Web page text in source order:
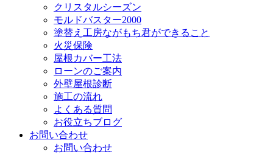
クリスタルシーズン
モルドバスター2000
塗替え工房ながもち君ができること
火災保険
屋根カバー工法
ローンのご案内
外壁屋根診断
施工の流れ
よくある質問
お役立ちブログ
お問い合わせ
お問い合わせ